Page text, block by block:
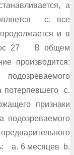
а
c. все
и в
27 В общем
производится:
потерпевшего c.
признаки
подозреваемого
a. 6 месяцев b.